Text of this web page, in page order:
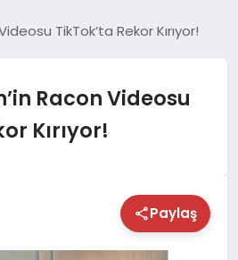
TikTok’ta Rekor Kırıyor!
Racon Videosu
Kırıyor!
Paylaş